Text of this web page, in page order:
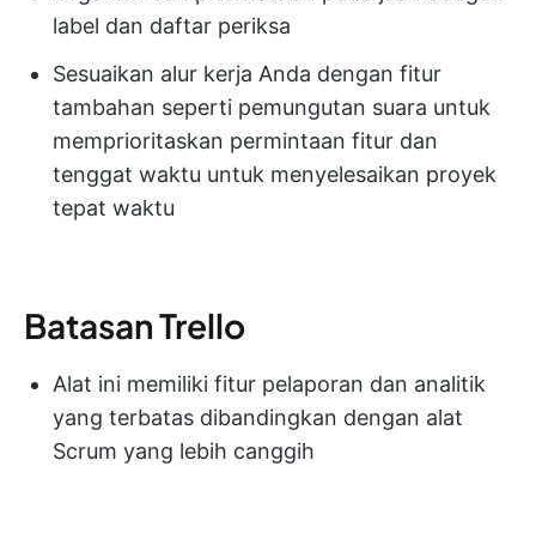
label dan daftar periksa
Sesuaikan alur kerja Anda dengan fitur
tambahan seperti pemungutan suara untuk
memprioritaskan permintaan fitur dan
tenggat waktu untuk menyelesaikan proyek
tepat waktu
Batasan Trello
Alat ini memiliki fitur pelaporan dan analitik
yang terbatas dibandingkan dengan alat
Scrum yang lebih canggih